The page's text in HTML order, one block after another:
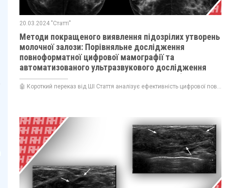
20.03.2024 "Статті"
Методи покращеного виявлення підозрілих утворень
молочної залози: Порівняльне дослідження
повноформатної цифрової мамографії та
автоматизованого ультразвукового дослідження
молочної залози у 117 пацієнток з трепан біопсією
🤖 Короткий переказ від ШІ Стаття аналізує ефективність цифрової пов...